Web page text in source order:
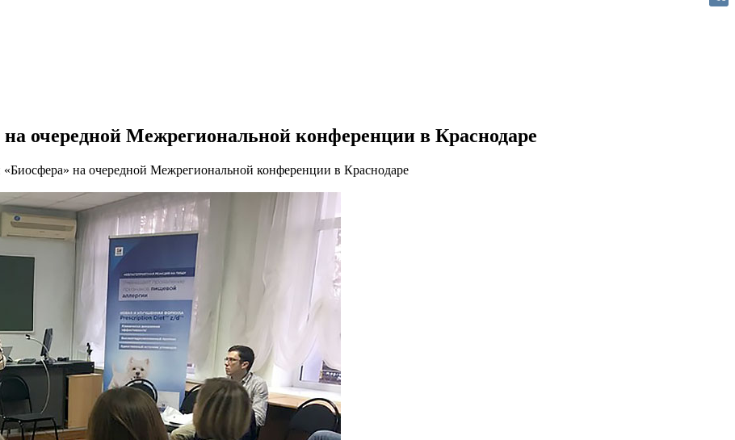
очередной Межрегиональной конференции в Краснодаре
на очередной Межрегиональной конференции в Краснодаре